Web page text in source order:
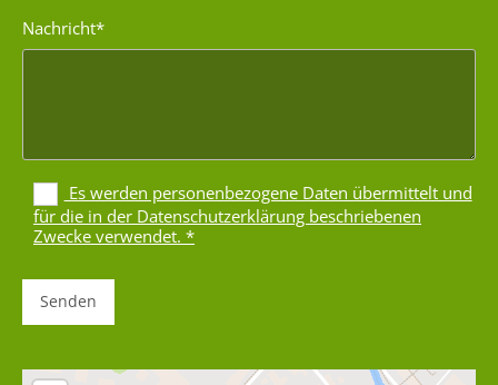
Nachricht*
Es werden personenbezogene Daten übermittelt und
für die in der Datenschutzerklärung beschriebenen
Zwecke verwendet. *